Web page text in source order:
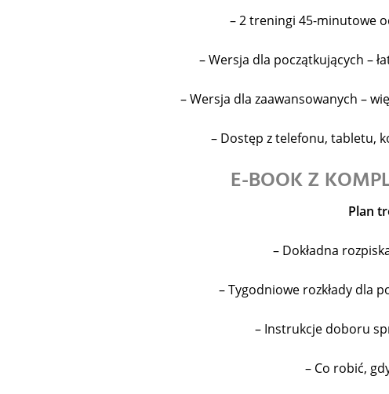
– 2 treningi 45-minutowe
– Wersja dla początkujących –
– Wersja dla zaawansowanych –
– Dostęp z telefonu, tabletu,
E-BOOK Z
Plan
– Dokładna
– Tygodniowe rozkłady dla
– Instrukcje doboru
– Co robić,